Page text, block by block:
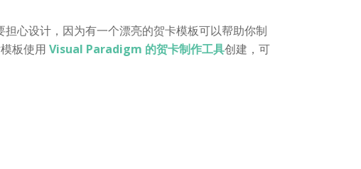
心设计，因为有一个漂亮的贺卡模板可以帮助你制
板使用 Visual Paradigm 的贺卡制作工具创建，可